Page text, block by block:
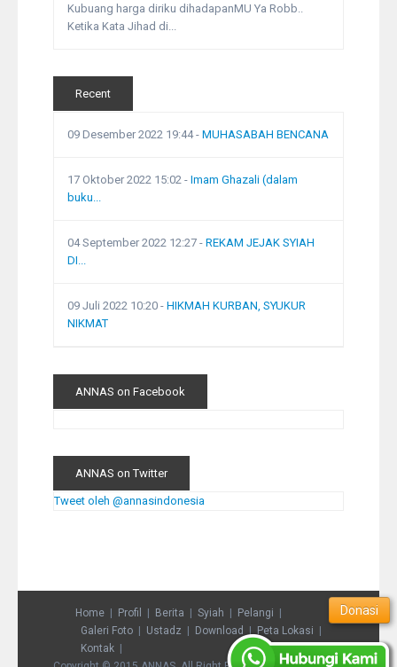
Kubuang harga diriku dihadapanMU Ya Robb..
Ketika Kata Jihad di...
Recent
09 Desember 2022 19:44- MUHASABAH BENCANA
17 Oktober 2022 15:02 - Imam Ghazali (dalam
buku...
04 September 2022 12:27 - REKAM JEJAK SYIAH
DI...
09 Juli 2022 10:20 - HIKMAH KURBAN, SYUKUR
NIKMAT
ANNAS on Facebook
ANNAS on Twitter
Tweet oleh @annasindonesia
Home Profil Berita Syiah
Pelangi
Galeri Foto
Ustadz Download
Peta Lokasi
Kontak
Donasi